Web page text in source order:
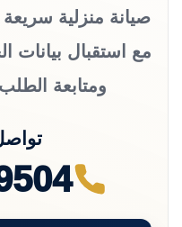
صيانة منزلية
مع استقبال بيانات
ومتابعة